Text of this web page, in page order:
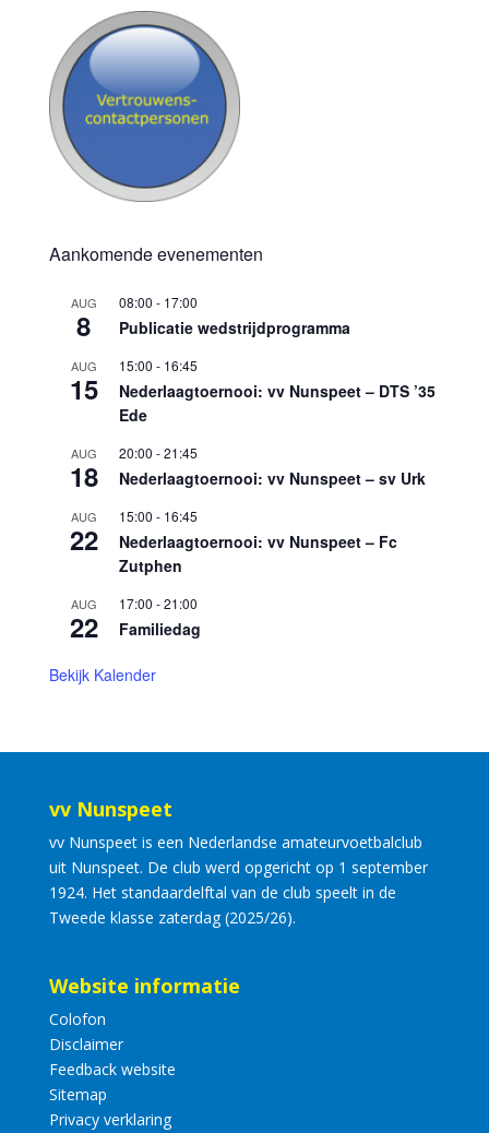
Aankomende evenementen
AUG
8
08:00 - 17:00
Publicatie wedstrijdprogramma
AUG
15
15:00 - 16:45
Nederlaagtoernooi: vv Nunspeet – DTS ’35
Ede
AUG
18
20:00 -21:45
Nederlaagtoernooi: vv Nunspeet – sv Urk
AUG
22
15:00 - 16:45
Nederlaagtoernooi: vv Nunspeet – Fc
Zutphen
AUG
22
17:00 -21:00
Familiedag
Bekijk Kalender
vv Nunspeet
vv Nunspeet is een Nederlandse amateurvoetbalclub
uit Nunspeet. De club werd opgericht op 1 september
1924. Het standaardelftal van de club speelt in de
Tweede klasse zaterdag (2025/26).
Website informatie
Colofon
Disclaimer
Feedback website
Sitemap
Privacy verklaring